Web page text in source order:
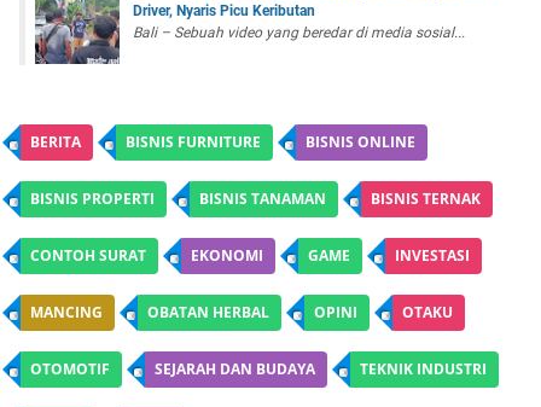
Driver, Nyaris Picu Keributan
Bali – Sebuah video yang beredar di media sosial...
BERITA BISNIS FURNITURE BISNIS ONLINE
BISNIS PROPERTI BISNIS TANAMAN BISNIS TERNAK
CONTOH SURAT EKONOMI GAME INVESTASI
MANCING OBATAN HERBAL OPINI OTAKU
OTOMOTIF SEJARAH DAN BUDAYA TEKNIK INDUSTRI